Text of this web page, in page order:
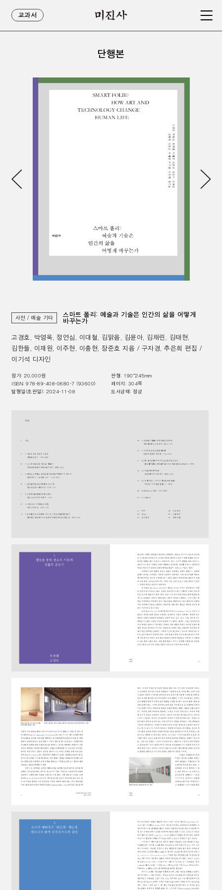
교과서
단행본
사전 / 예술 기타
스마트 폴리: 예술과 기술은 인간의 삶을 어떻게
바꾸는가
고경호, 박영욱, 정연심, 이대철, 김맑음, 김윤아, 김채린, 김태현,
김한들, 이재원, 이주현, 이충현, 장준호 지음 / 구자경, 추은희 편집 /
이기석 디자인
정가:20,000원
ISBN:978-89-408-0680-7 (93600)
발행일(초판일):2024-11-08
판형: 190*245mm
페이지: 304쪽
도서상태: 정상